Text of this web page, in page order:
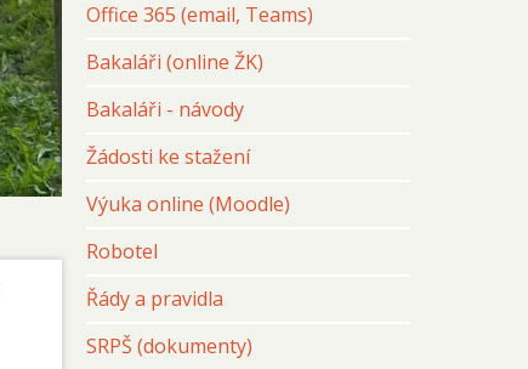
Office 365 (email, Teams)
Bakaláři (online ŽK)
Bakaláři - návody
Žádosti ke stažení
Výuka online (Moodle)
Robotel
Řády a pravidla
SRPŠ (dokumenty)